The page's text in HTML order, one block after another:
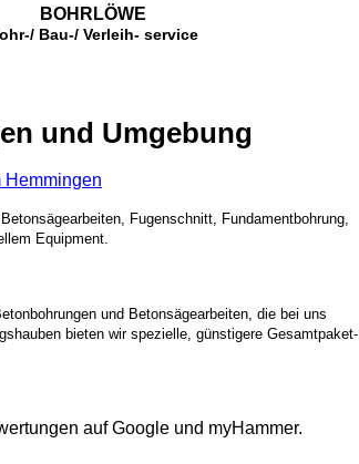
BOHRLÖWE
Bau-/ Verleih- service
und Umgebung
Hemmingen
Fugenschnitt, Fundamentbohrung,
Equipment.
und Betonsägearbeiten, die bei uns
bieten wir spezielle, günstigere Gesamtpaket-
auf Google und myHammer.